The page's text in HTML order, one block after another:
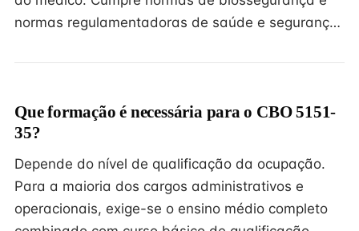
normas regulamentadoras de saúde e seguranç…
Que formação é necessária para o CBO 5151-
35?
Depende do nível de qualificação da ocupação.
Para a maioria dos cargos administrativos e
operacionais, exige-se o ensino médio completo